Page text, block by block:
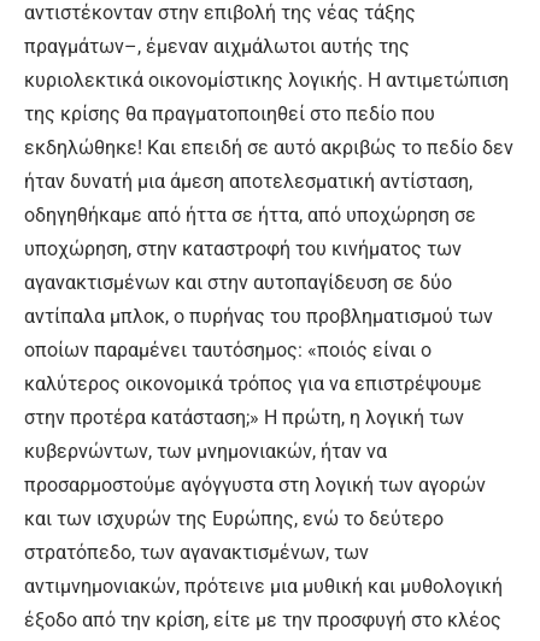
αντιστέκονταν στην επιβολή της νέας τάξης
πραγμάτων–, έμεναν αιχμάλωτοι αυτής της
κυριολεκτικά οικονομίστικης λογικής. Η αντιμετώπιση
της κρίσης θα πραγματοποιηθεί στο πεδίο που
εκδηλώθηκε! Και επειδή σε αυτό ακριβώς το πεδίο δεν
ήταν δυνατή μια άμεση αποτελεσματική αντίσταση,
οδηγηθήκαμε από ήττα σε ήττα, από υποχώρηση σε
υποχώρηση, στην καταστροφή του κινήματος των
αγανακτισμένων και στην αυτοπαγίδευση σε δύο
αντίπαλα μπλοκ, ο πυρήνας του προβληματισμού των
οποίων παραμένει ταυτόσημος: «ποιός είναι ο
καλύτερος οικονομικά τρόπος για να επιστρέψουμε
στην προτέρα κατάσταση;» Η πρώτη, η λογική των
κυβερνώντων, των μνημονιακών, ήταν να
προσαρμοστούμε αγόγγυστα στη λογική των αγορών
και των ισχυρών της Ευρώπης, ενώ το δεύτερο
στρατόπεδο, των αγανακτισμένων, των
αντιμνημονιακών, πρότεινε μια μυθική και μυθολογική
έξοδο από την κρίση, είτε με την προσφυγή στο κλέος